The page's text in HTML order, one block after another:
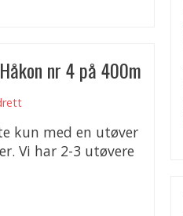
nr 4 på 400m
kun med en utøver
Vi har 2-3 utøvere